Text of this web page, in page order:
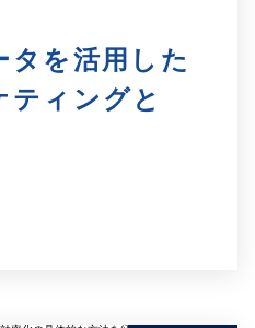
タを活用した
ティングと